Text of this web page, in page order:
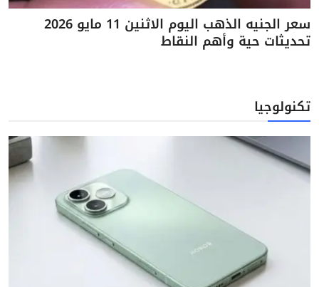
سعر الجنيه الذهب اليوم الاثنين 11 مايو 2026
تحديثات حية وأهم النقاط
تكنولوجيا